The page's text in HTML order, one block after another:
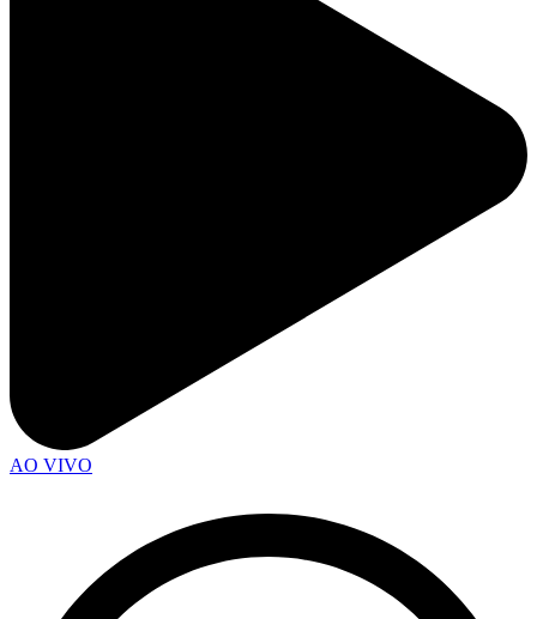
AO VIVO